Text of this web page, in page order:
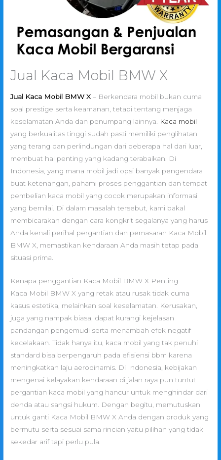
Jual Kaca Mobil BMW X
Jual Kaca Mobil BMW X – Berkendara mobil bukan cuma
soal prestige serta keamanan, tetapi tentang menjaga
keselamatan Anda dan penumpang lainnya.
Kaca mobil
yang berkualitas tinggi sudah pasti memiliki penglihatan
yang terang dan perlindungan dari beberapa hal dari luar,
membuat hal penting yang kadang terabaikan. Di
Indonesia, yang mana mobil jadi opsi banyak pengendara
buat ketenangan, pahami proses penggantian dan tempat
pembelian kaca mobil yang cocok merupakan informasi
yang bernilai. Di dalam masalah tersebut, kami bakal
membicarakan dengan cara kongkrit segalanya yang harus
Anda kenali perihal pergantian dan pemasaran Kaca Mobil
BMW X, memastikan kendaraan Anda masih tetap pada
situasi prima.
Kenapa penggantian Kaca Mobil BMW X Penting
Kaca Mobil BMW X yang retak atau rusak tidak cuma
kasus estetika, melainkan soal keselamatan. Kerusakan,
juga yang nampak biasa, dapat kurangi kejelasan
pandangan pengemudi serta menambah efek negatif
kecelakaan. Tidak hanya itu, kaca mobil yang tak penuhi
standard bisa berpengaruh pada efisiensi bbm karena
meningkatkan laju aerodinamis. Di Indonesia, kebijakan
mengenai kelayakan kendaraan di jalan raya pun tuntut
pergantian kaca mobil yang hancur untuk menghindar dari
denda atau sangsi hukum. Dengan begitu, memutuskan
untuk ganti Kaca Mobil BMW X Anda dengan produk yang
bermutu serta sesuai sama rincian yaitu pilihan yang tidak
sekedar arif tapi perlu pula.